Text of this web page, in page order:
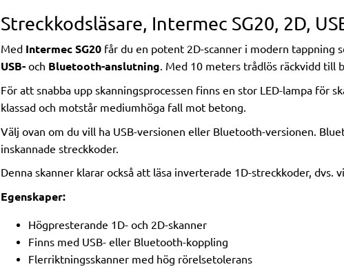
Streckkodsläsare, Intermec SG20, 2D,
Med Intermec SG20 får du en potent 2D-scanner i modern tappning
USB- och Bluetooth-anslutning. Med 10 meters trådlös räckvidd till
För att snabba upp skanningsprocessen finns en stor LED-lampa för
klassad och motstår mediumhöga fall mot betong.
Välj ovan om du vill ha USB-versionen eller Bluetooth-versionen.
inskannade streckkoder.
Denna skanner klarar också att läsa inverterade 1D-streckkoder, dvs.
Egenskaper:
Högpresterande 1D- och 2D-skanner
Finns med USB- eller Bluetooth-koppling
Flerriktningsskanner med hög rörelsetolerans